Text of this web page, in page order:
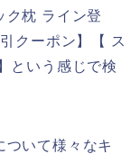
ク枕 ライン登
クーポン】【 ス
という感じで検
ついて様々なキ